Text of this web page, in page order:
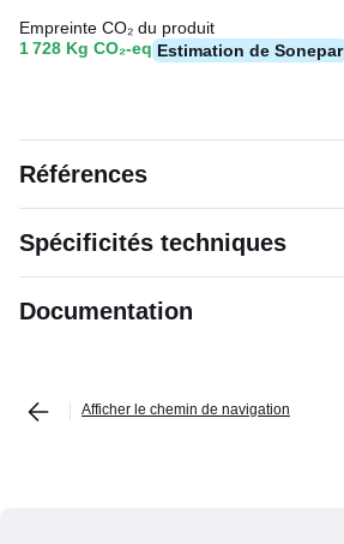
Empreinte CO₂ du produit
1 728 Kg CO₂-eq Estimation de Sonepar
Références
Spécificités techniques
Documentation
Afficher le chemin de navigation